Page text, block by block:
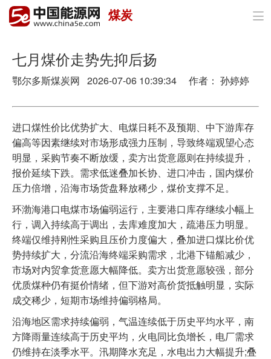
首页
政策与经济
油气
煤炭
电力
新能源
节能环保
分布式能源
煤炭 
七月煤价走势先抑后扬
鄂尔多斯煤炭网 2026-07-06 10:39:34 作者： 孙婷婷
进口煤性价比优势扩大、电煤日耗不及预期、中下游库存
偏高等因素继续对市场形成强力压制，导致终端观望心态
明显，采购节奏不断放缓，卖方出货意愿则在持续提升，
报价延续下跌。需求低迷叠加长协、进口冲击，国内煤价
压力倍增，沿海市场货盘释放稀少，煤价支撑不足。
环渤海港口电煤市场偏弱运行，主要港口库存继续小幅上
行，调入持续高于调出，去库难度加大，疏港压力明显。
终端仅维持刚性采购且压价力度偏大，叠加进口煤比价优
势持续扩大，分流沿海终端采购需求，北港下锚船减少，
市场对内贸拿货意愿大幅降低。卖方出货意愿较强，部分
优质煤种仍有挺价情绪，但下游对高价货抵触明显，实际
成交稀少，短期市场维持偏弱格局。
沿海地区需求持续偏弱，气温连续低于历史平均水平，南
方降雨量连续高于历史平均，火电同比负增长，电厂需求
仍维持在淡季水平。汛期降水充足，水电出力大幅提升;叠